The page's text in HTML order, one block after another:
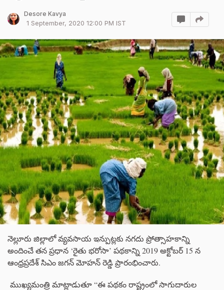
Desore Kavya
1 September, 2020 12:00 PM IST
నెల్లూరు జిల్లాలో వ్యవసాయ ఇన్పుట్లకు నగదు ప్రోత్సాహకాన్ని
అందించే తన ప్రధాన ‘రైతు భరోసా’ పథకాన్ని 2019 అక్టోబర్ 15 న
ఆంధ్రప్రదేశ్ సిఎం జగన్ మోహన్ రెడ్డి ప్రారంభించారు.
ముఖ్యమంత్రి మాట్లాడుతూ “ఈ పథకం రాష్ట్రంలో సాగుదారుల